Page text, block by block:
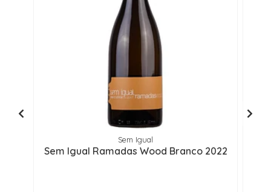
Sem Igual
Sem Igual Ramadas Wood Branco 2022